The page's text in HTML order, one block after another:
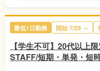
最低1日勤務 開始 7/29 ～
【学生不可】20代以上
STAFF/短期・単発・短